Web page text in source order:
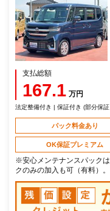
支払総額
167.1 万円
法定整備付き | 保証付き (部分保
パック料金あり
OK保証プレミアム
※安心メンテナンスパック
クのみの加入も可（有料）。